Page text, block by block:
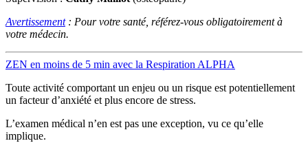
Avertissement: Pour votre santé, référez-vous obligatoirement à
votre médecin.
ZEN en moins de 5 min avec la Respiration ALPHA
Toute activité comportant un enjeu ou un risque est potentiellement
un facteur d’anxiété et plus encore de stress.
L’examen médical n’en est pas une exception, vu ce qu’elle
implique.